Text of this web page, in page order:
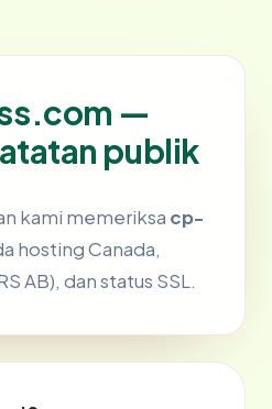
—
publik
kami memeriksa cp-
hosting Canada,
AB), dan status SSL.